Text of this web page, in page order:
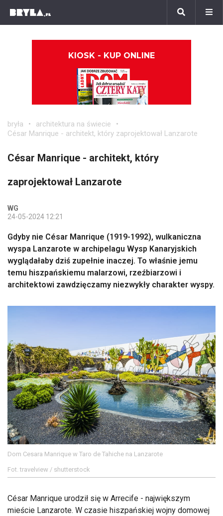
KIOSK - KUP ONLINE
bryła
architektura na świecie
César Manrique - architekt, który zaprojektował Lanzarote
César Manrique - architekt, który
zaprojektował Lanzarote
WG
24-05-2024 12:21
Gdyby nie César Manrique (1919-1992), wulkaniczna
wyspa Lanzarote w archipelagu Wysp Kanaryjskich
wyglądałaby dziś zupełnie inaczej. To właśnie jemu
temu hiszpańskiemu malarzowi, rzeźbiarzowi i
architektowi zawdzięczamy niezwykły charakter wyspy.
Dom Cesara Manrique w Taro de Tahiche na Lanzarote
Fot. travelview / shutterstock
César Manrique urodził się w Arrecife - największym
mieście Lanzarote. W czasie hiszpańskiej wojny domowej